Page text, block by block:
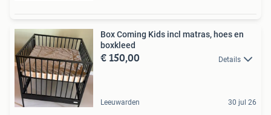
Box Coming Kids incl matras, hoes en
boxkleed
€ 150,00 Details
Leeuwarden 30 jul 26